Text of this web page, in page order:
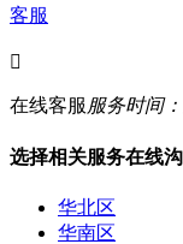
客服

在线客服服务时间
选择相关服务在线沟
华北区
华南区